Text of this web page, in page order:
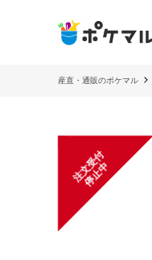
産直・通販のポケマル
注
文
受
付
停
止
中